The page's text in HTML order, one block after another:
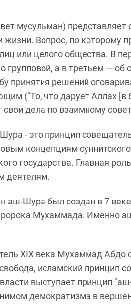
мусульман) представляет
жизни. Вопрос, по которому
или целого общества. В
групповой, а в третьем —
принятия решений
("То, что дарует Аллах
дела по взаимному
- это принцип
концепциям
государства. Главная
деятелям.
аш-Шура был создан в 7
Мухаммада. Именно
XIX века Мухаммад Абдо
исламский принцип
выступает принцип
демократизма в